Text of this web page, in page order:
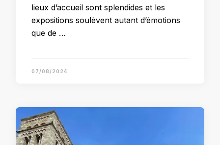
lieux d’accueil sont splendides et les
expositions soulèvent autant d’émotions
que de …
07/08/2024